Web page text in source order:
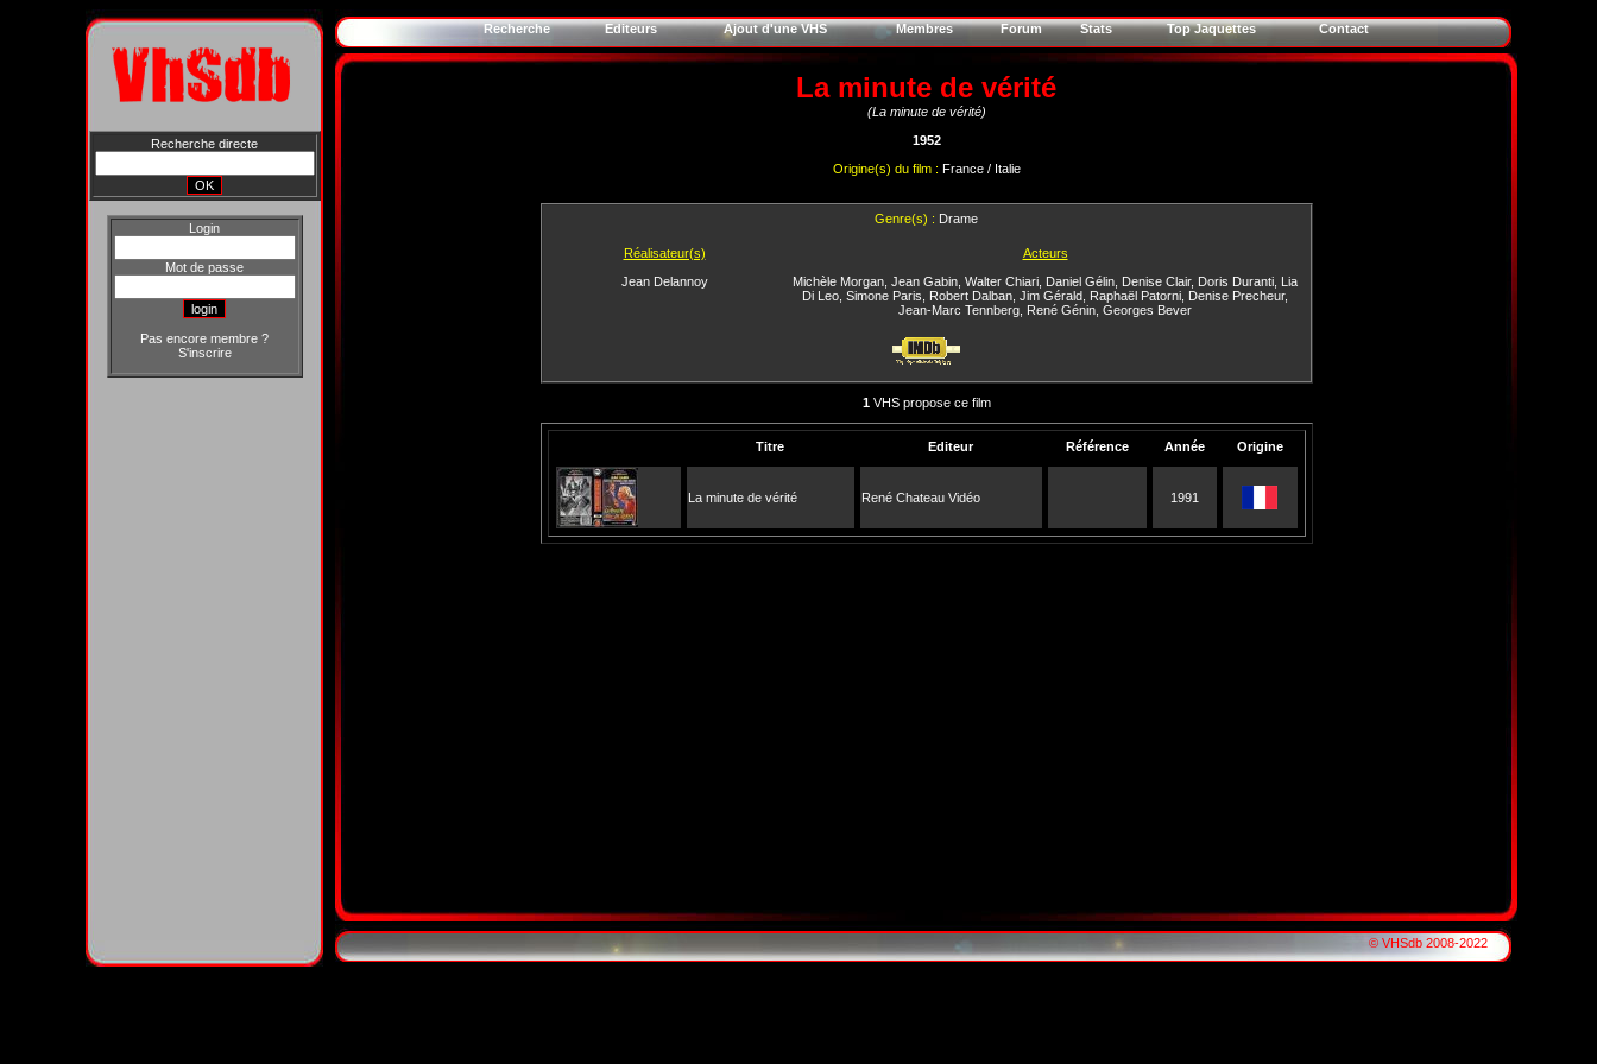
Recherche directe
Login
Mot de passe
Pas encore membre ?
S'inscrire
Recherche Editeurs Ajout d'une VHS Membres Forum Stats Top Jaquettes Contact
La minute de vérité
(La minute de vérité)
1952
Origine(s) du film : France / Italie
Genre(s) : Drame
Réalisateur(s)
Jean Delannoy
Acteurs
Michèle Morgan Jean Gabin Walter Chiari Daniel Gélin Denise Clair, Doris Duranti Lia
Di Leo Simone Paris Robert Dalban Jim Gérald Raphaël Patorni Denise Precheur,
Jean-Marc Tennberg René Génin Georges Bever
1VHS propose ce film
Titre Editeur Référence Année Origine
La minute de vérité René Chateau Vidéo 1991
© VHSdb 2008-2022